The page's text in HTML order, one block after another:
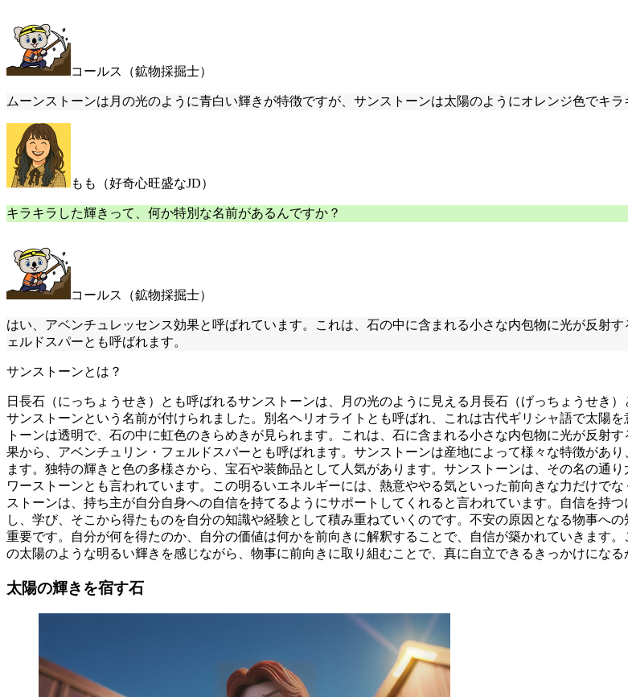
コールス（鉱物採掘士）
ムーンストーンは月の光のように青白い輝きが特徴ですが、サンストーンは太陽のようにオレンジ色でキ
もも（好奇心旺盛なJD）
キラキラした輝きって、何か特別な名前があるんですか？
コールス（鉱物採掘士）
はい、アベンチュレッセンス効果と呼ばれています。これは、石の中に含まれる小さな内包物に光が反射
ェルドスパーとも呼ばれます。
サンストーンとは？
日長石（にっちょうせき）とも呼ばれるサンストーンは、月の光のように見える月長石（げっちょうせき
サンストーンという名前が付けられました。別名ヘリオライトとも呼ばれ、これは古代ギリシャ語で太陽
トーンは透明で、石の中に虹色のきらめきが見られます。これは、石に含まれる小さな内包物に光が反射
果から、アベンチュリン・フェルドスパーとも呼ばれます。サンストーンは産地によって様々な特徴があ
ます。独特の輝きと色の多様さから、宝石や装飾品として人気があります。サンストーンは、その名の通
ワーストーンとも言われています。この明るいエネルギーには、熱意ややる気といった前向きな力だけで
ストーンは、持ち主が自分自身への自信を持てるようにサポートしてくれると言われています。自信を持
し、学び、そこから得たものを自分の知識や経験として積み重ねていくのです。不安の原因となる物事へ
重要です。自分が何を得たのか、自分の価値は何かを前向きに解釈することで、自信が築かれていきます
の太陽のような明るい輝きを感じながら、物事に前向きに取り組むことで、真に自立できるきっかけになる
太陽の輝きを宿す石